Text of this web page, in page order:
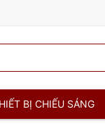
BỊ CHIẾU SÁNG